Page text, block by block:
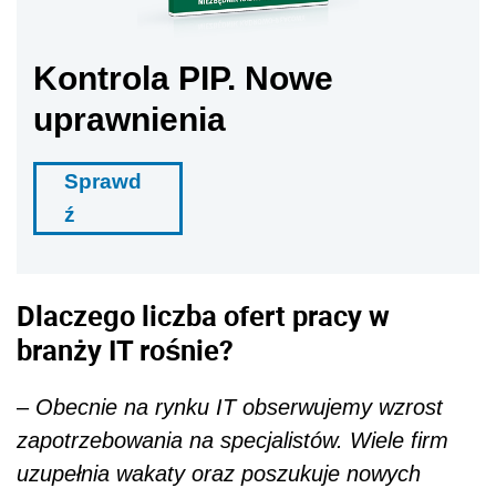
Kontrola PIP. Nowe
uprawnienia
Sprawd
ź
Dlaczego liczba ofert pracy w
branży IT rośnie?
– Obecnie na rynku IT obserwujemy wzrost
zapotrzebowania na specjalistów. Wiele firm
uzupełnia wakaty oraz poszukuje nowych